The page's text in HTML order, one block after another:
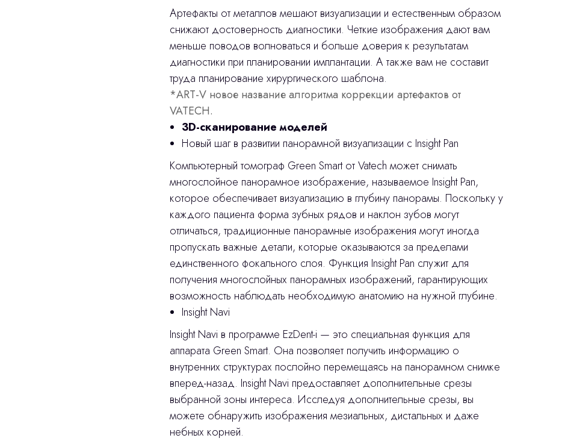
Артефакты от металлов мешают визуализации и естественным образом
снижают достоверность диагностики. Четкие изображения дают вам
меньше поводов волноваться и больше доверия к результатам
диагностики при планировании имплантации. А также вам не составит
труда планирование хирургического шаблона.
*ART-V новое название алгоритма коррекции артефактов от
VATECH.
3D-сканирование моделей
Новый шаг в развитии панорамной визуализации с Insight Pan
Компьютерный томограф Green Smart от Vatech может снимать
многослойное панорамное изображение, называемое Insight Pan,
которое обеспечивает визуализацию в глубину панорамы. Поскольку у
каждого пациента форма зубных рядов и наклон зубов могут
отличаться, традиционные панорамные изображения могут иногда
пропускать важные детали, которые оказываются за пределами
единственного фокального слоя. Функция Insight Pan служит для
получения многослойных панорамных изображений, гарантирующих
возможность наблюдать необходимую анатомию на нужной глубине.
Insight Navi
Insight Navi в программе EzDent-i — это специальная функция для
аппарата Green Smart. Она позволяет получить информацию о
внутренних структурах послойно перемещаясь на панорамном снимке
вперед-назад. Insight Navi предоставляет дополнительные срезы
выбранной зоны интереса. Исследуя дополнительные срезы, вы
можете обнаружить изображения мезиальных, дистальных и даже
небных корней.